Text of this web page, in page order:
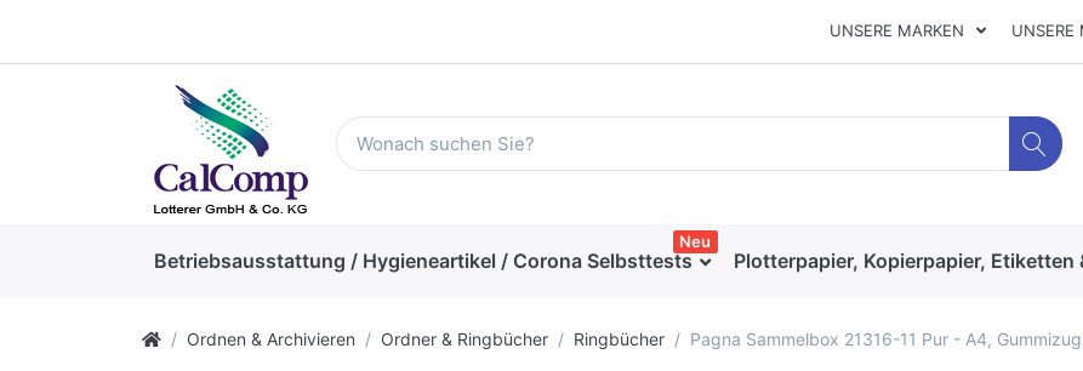
UNSERE MARKEN UNSERE
Betriebsausstattung / Hygieneartikel / Corona Selbsttests
Neu
Plotterpapier, Kopierpapier, Etiketten
Ordnen & Archivieren Ordner & Ringbücher Ringbücher Pagna Sammelbox 21316-11 Pur - A4,